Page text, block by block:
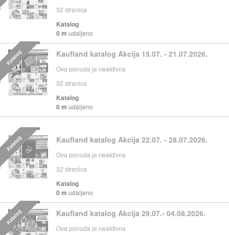
32 stranica
Katalog
0 m udaljeno
Kaufland katalog Akcija 15.07. - 21.07.2026.
Ova ponuda je neaktivna
32 stranica
Katalog
0 m udaljeno
Katalog
Kaufland katalog Akcija 22.07. - 28.07.2026.
Ova ponuda je neaktivna
32 stranica
Katalog
0 m udaljeno
Katalog
Kaufland katalog Akcija 29.07.- 04.08.2026.
Ova ponuda je neaktivna
Katalog